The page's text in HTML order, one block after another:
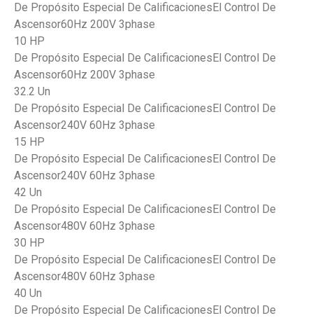
De Propósito Especial De CalificacionesEl Control De
Ascensor60Hz 200V 3phase
10 HP
De Propósito Especial De CalificacionesEl Control De
Ascensor60Hz 200V 3phase
32.2 Un
De Propósito Especial De CalificacionesEl Control De
Ascensor240V 60Hz 3phase
15 HP
De Propósito Especial De CalificacionesEl Control De
Ascensor240V 60Hz 3phase
42 Un
De Propósito Especial De CalificacionesEl Control De
Ascensor480V 60Hz 3phase
30 HP
De Propósito Especial De CalificacionesEl Control De
Ascensor480V 60Hz 3phase
40 Un
De Propósito Especial De CalificacionesEl Control De